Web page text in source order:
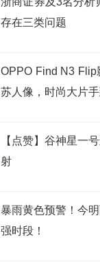
存在三类问题
OPPO Find N3
苏人像，时尚大片
【点赞】谷神星一
射
暴雨黄色预警！今
强时段！